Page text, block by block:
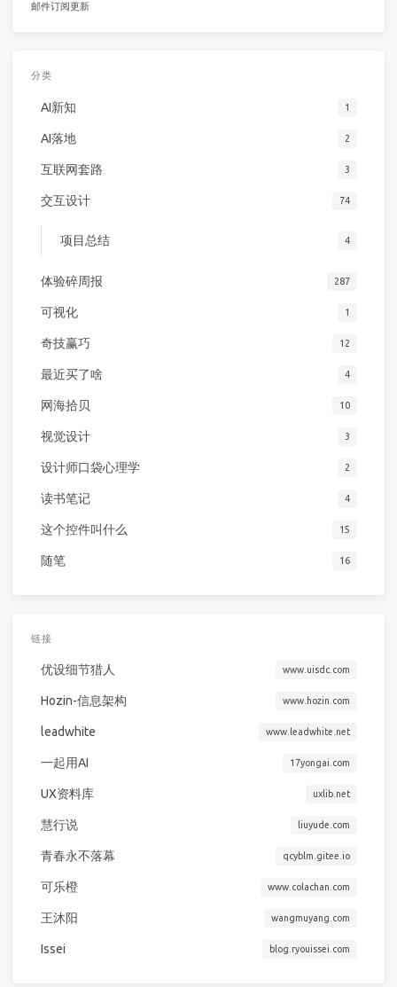
邮件订阅更新
分类
AI新知 1
AI落地 2
互联网套路 3
交互设计 74
项目总结 4
体验碎周报 287
可视化 1
奇技赢巧 12
最近买了啥 4
网海拾贝 10
视觉设计 3
设计师口袋心理学 2
读书笔记 4
这个控件叫什么 15
随笔 16
链接
优设细节猎人 www.uisdc.com
Hozin-信息架构 www.hozin.com
leadwhite www.leadwhite.net
一起用AI 17yongai.com
UX资料库 uxlib.net
慧行说 liuyude.com
青春永不落幕 qcyblm.gitee.io
可乐橙 www.colachan.com
王沐阳 wangmuyang.com
Issei blog.ryouissei.com